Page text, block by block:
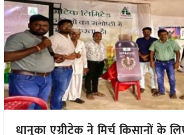
धानुका एग्रीटेक ने मिर्च किसानों के